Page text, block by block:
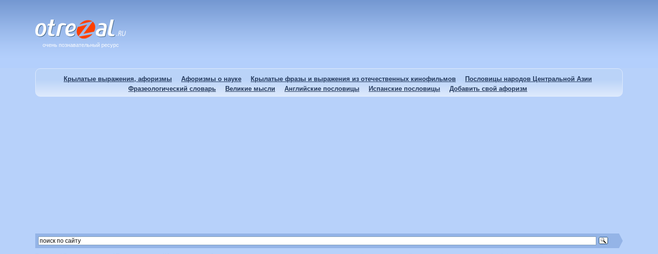
очень познавательный ресурс
Крылатые выражения, афоризмы Афоризмы о науке Крылатые фразы и выражения из отечественных кинофильмов
Пословицы народов Центральной Азии
Фразеологический словарь
Великие мысли Английские пословицы Испанские пословицы Добавить свой афоризм